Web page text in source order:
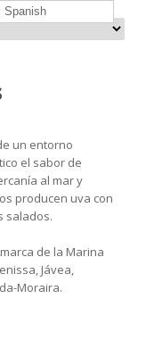
un entorno
el sabor de
al mar y
producen uva con
salados.
de la Marina
Jávea,
Moraira.
Spanish